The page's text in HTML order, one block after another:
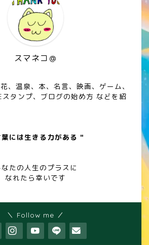
スマネコ＠
、温泉、本、名言、映画、ゲーム、
タンプ、ブログの始め方 などを紹
には生きる力がある "
なたの人生のプラスに
なれたら幸いです
＼ Follow me ／